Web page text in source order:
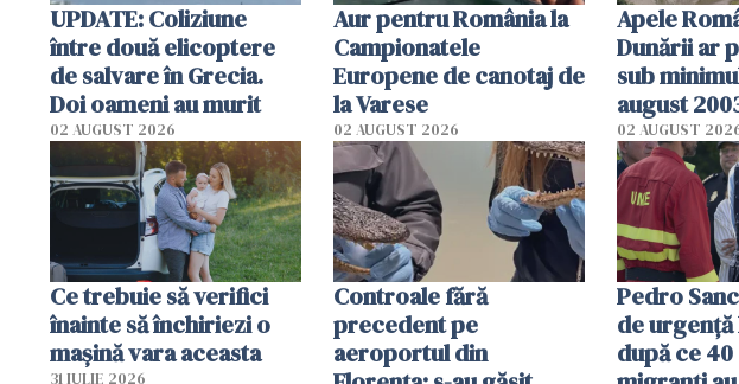
UPDATE: Coliziune
între două elicoptere
de salvare în Grecia.
Doi oameni au murit
02 AUGUST 2026
Aur pentru România la
Campionatele
Europene de canotaj de
la Varese
02 AUGUST 2026
Apele
Dunării ar
sub
august
02 AUGUST
Ce trebuie să verifici
înainte să închiriezi o
mașină vara aceasta
31 IULIE 2026
Controale fără
precedent pe
aeroportul din
Pedro
de urgență
după ce